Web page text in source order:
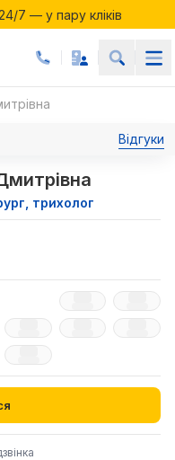
7 — у пару кліків
7 — у пару кліків
Відгуки
трихолог